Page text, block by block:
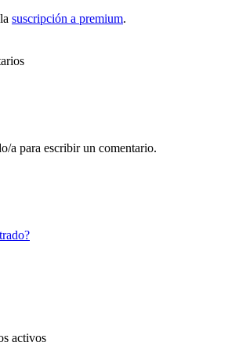
suscripción a premium.
a para escribir un comentario.
activos